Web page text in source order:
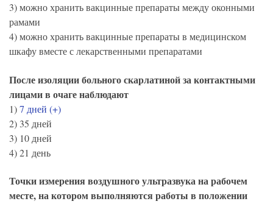
3) можно хранить вакцинные препараты между оконными
рамами
4) можно хранить вакцинные препараты в медицинском
шкафу вместе с лекарственными препаратами
После изоляции больного скарлатиной за контактными
лицами в очаге наблюдают
1)7 дней (+)
2) 35 дней
3) 10 дней
4) 21 день
Точки измерения воздушного ультразвука на рабочем
месте, на котором выполняются работы в положении